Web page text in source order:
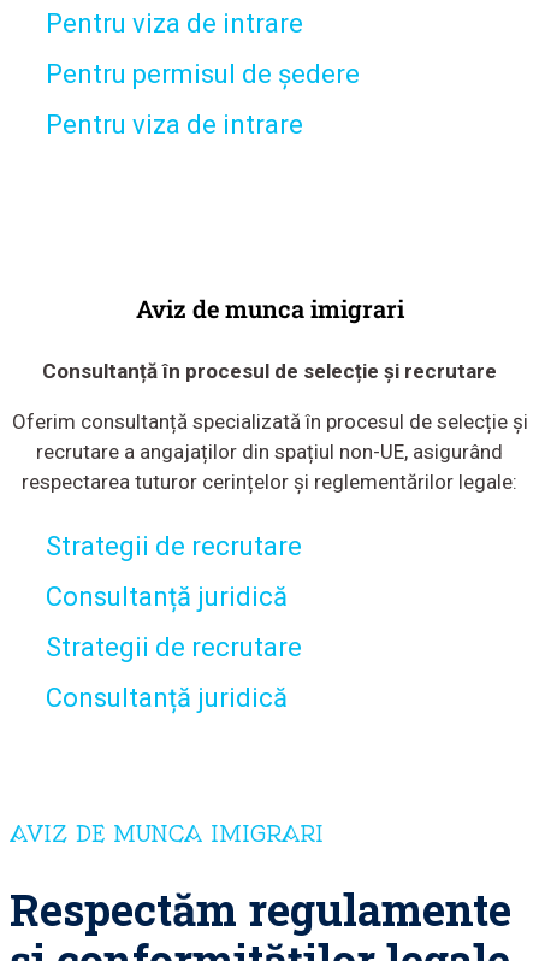
Pentru viza de intrare
Pentru permisul de ședere
Pentru viza de intrare
Aviz de munca imigrari
Consultanță în procesul de selecție și recrutare
Oferim consultanță specializată în procesul de selecție și
recrutare a angajaților din spațiul non-UE, asigurând
respectarea tuturor cerințelor și reglementărilor legale:
Strategii de recrutare
Consultanță juridică
Strategii de recrutare
Consultanță juridică
AVIZ DE MUNCA IMIGRARI
Respectăm regulamente